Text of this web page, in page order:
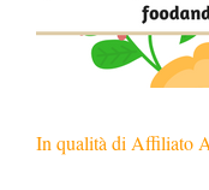
In qualità di Affiliato